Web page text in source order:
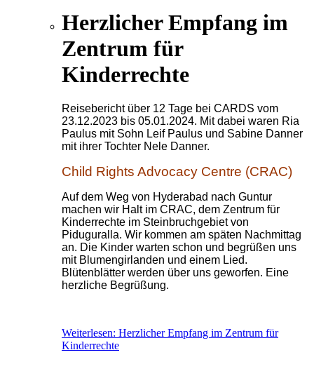
Herzlicher Empfang im
Zentrum für
Kinderrechte
Reisebericht über 12 Tage bei CARDS vom
23.12.2023 bis 05.01.2024. Mit dabei waren Ria
Paulus mit Sohn Leif Paulus und Sabine Danner
mit ihrer Tochter Nele Danner.
Child Rights Advocacy Centre (CRAC)
Auf dem Weg von Hyderabad nach Guntur
machen wir Halt im CRAC, dem Zentrum für
Kinderrechte im Steinbruchgebiet von
Piduguralla. Wir kommen am späten Nachmittag
an. Die Kinder warten schon und begrüßen uns
mit Blumengirlanden und einem Lied.
Blütenblätter werden über uns geworfen. Eine
herzliche Begrüßung.
Weiterlesen: Herzlicher Empfang im Zentrum für
Kinderrechte